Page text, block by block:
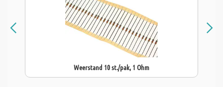
Weerstand 10 st./pak, 1 Ohm